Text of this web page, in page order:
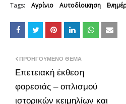
Tags: Αγρίνιο Αυτοδίοικηση
ΠΡΟΗΓΟΎΜΕΝΟ ΘΈΜΑ
Επετειακή έκθεση
φορεσιάς – οπλισμού
ιστορικών κειμηλίων και